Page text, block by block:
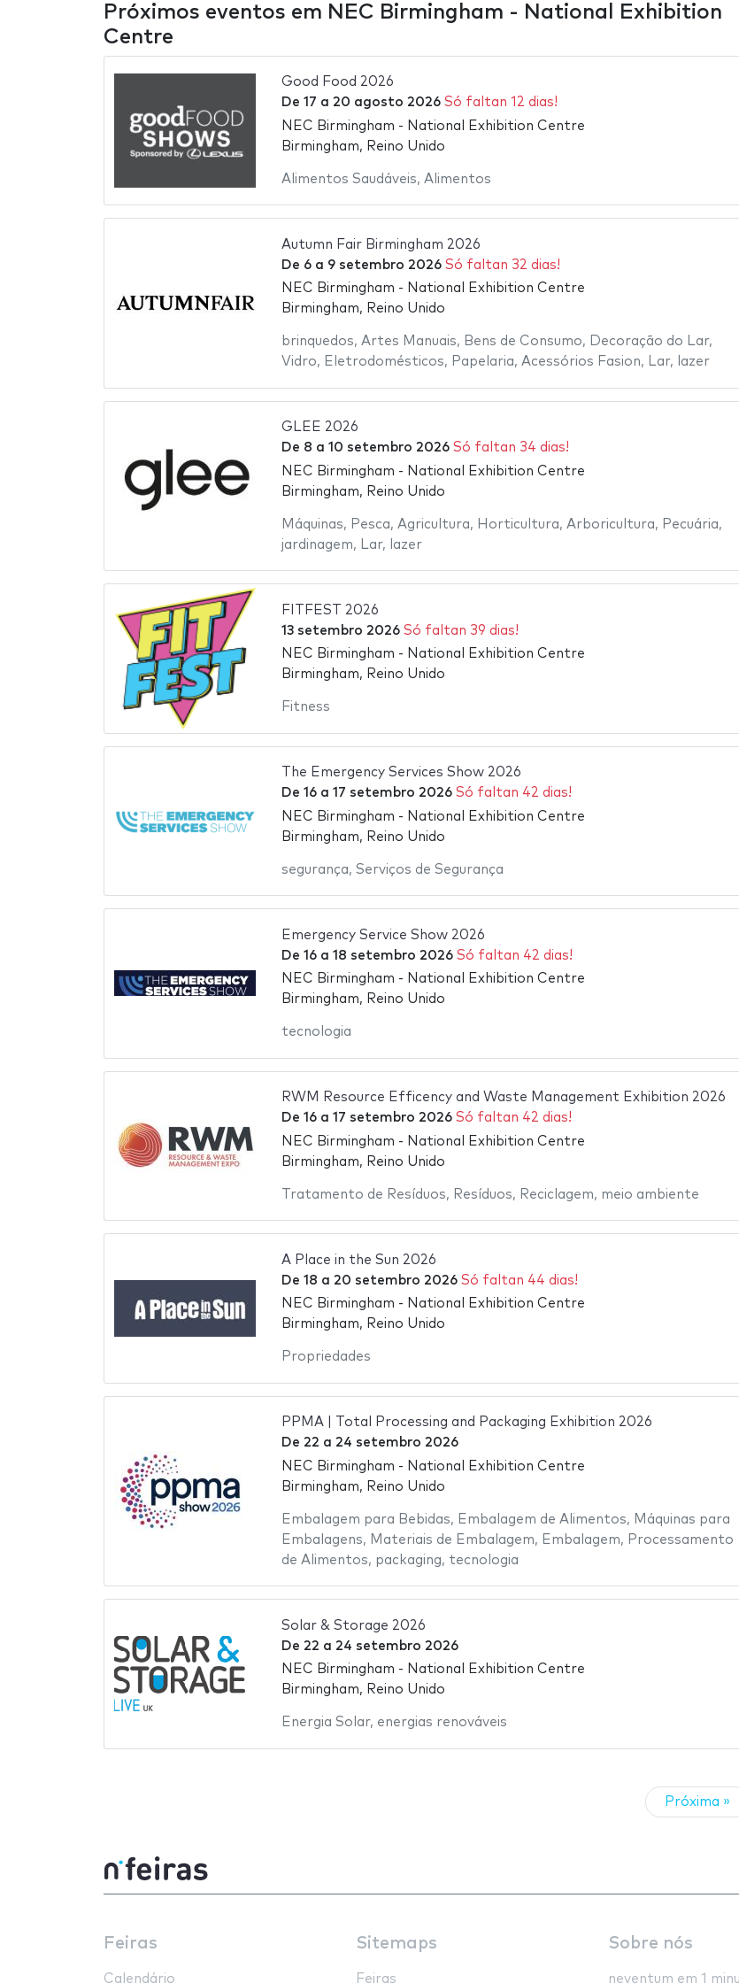
Próximos eventos em NEC Birmingham - National Exhibition
Centre
Good Food 2026
De 17 a 20 agosto 2026 Só faltan 12 dias!
NEC Birmingham - National Exhibition Centre
Birmingham, Reino Unido
Alimentos Saudáveis, Alimentos
Autumn Fair Birmingham 2026
De 6a 9 setembro 2026 Só faltan 32 dias!
NEC Birmingham - National Exhibition Centre
Birmingham, Reino Unido
brinquedos, Artes Manuais, Bens de Consumo, Decoração do Lar,
Vidro, Eletrodomésticos, Papelaria, Acessórios Fasion, Lar, lazer
GLEE 2026
De 8 a 10 setembro 2026 Só faltan 34 dias!
NEC Birmingham - National Exhibition Centre
Birmingham, Reino Unido
Máquinas, Pesca, Agricultura, Horticultura, Arboricultura, Pecuária,
jardinagem, Lar, lazer
FITFEST 2026
13 setembro 2026 Só faltan 39 dias!
NEC Birmingham - National Exhibition Centre
Birmingham, Reino Unido
Fitness
The Emergency Services Show 2026
De 16a 17 setembro 2026 Só faltan 42 dias!
NEC Birmingham - National Exhibition Centre
Birmingham, Reino Unido
segurança, Serviços de Segurança
Emergency Service Show 2026
De 16a 18 setembro 2026 Só faltan 42 dias!
NEC Birmingham - National Exhibition Centre
Birmingham, Reino Unido
tecnologia
RWM Resource Efficency and Waste Management Exhibition 2026
De 16a 17 setembro 2026 Só faltan 42 dias!
NEC Birmingham - National Exhibition Centre
Birmingham, Reino Unido
Tratamento de Resíduos, Resíduos, Reciclagem, meio ambiente
A Place in the Sun 2026
De 18 a 20 setembro 2026 Só faltan 44 dias!
NEC Birmingham - National Exhibition Centre
Birmingham, Reino Unido
Propriedades
PPMA | Total Processing and Packaging Exhibition 2026
De 22 a 24 setembro 2026
NEC Birmingham - National Exhibition Centre
Birmingham, Reino Unido
Embalagem para Bebidas, Embalagem de Alimentos, Máquinas para
Embalagens, Materiais de Embalagem, Embalagem, Processamento
de Alimentos, packaging, tecnologia
Solar & Storage 2026
De 22 a 24 setembro 2026
NEC Birmingham - National Exhibition Centre
Birmingham, Reino Unido
Energia Solar, energias renováveis
Próxima »
Feiras
Calendário
Sitemaps
Feiras
Sobre nós
neventum em 1